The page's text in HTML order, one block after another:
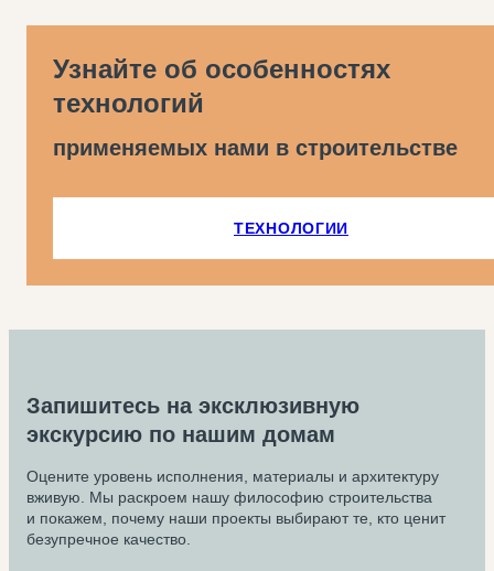
Узнайте об особенностях
технологий
применяемых нами в строительстве
ТЕХНОЛОГИИ
Запишитесь на эксклюзивную
экскурсию по нашим домам
Оцените уровень исполнения, материалы и архитектуру
вживую. Мы раскроем нашу философию строительства
и покажем, почему наши проекты выбирают те, кто ценит
безупречное качество.